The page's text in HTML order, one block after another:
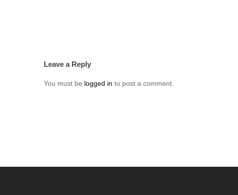
Leave a Reply
You must be logged in to post a comment.